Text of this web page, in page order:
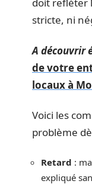
stricte, ni
A découvrir
de votre
locaux à
Voici les
problème
Retard :
expliqué